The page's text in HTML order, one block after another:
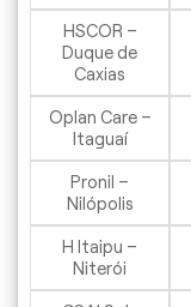
HSCOR –
Duque de
Caxias
Oplan Care –
Itaguaí
Pronil –
Nilópolis
H Itaipu –
Niterói